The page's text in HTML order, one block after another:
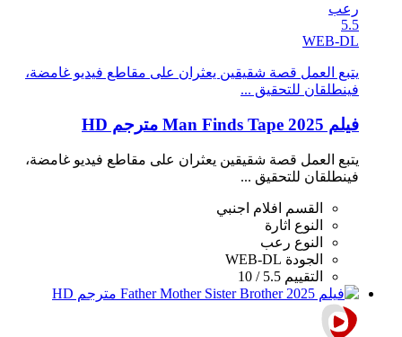
رعب
5.5
WEB-DL
يتبع العمل قصة شقيقين يعثران على مقاطع فيديو غامضة،
فينطلقان للتحقيق ...
فيلم Man Finds Tape 2025 مترجم HD
يتبع العمل قصة شقيقين يعثران على مقاطع فيديو غامضة،
فينطلقان للتحقيق ...
القسم افلام اجنبي
النوع اثارة
النوع رعب
الجودة WEB-DL
التقييم 5.5 / 10